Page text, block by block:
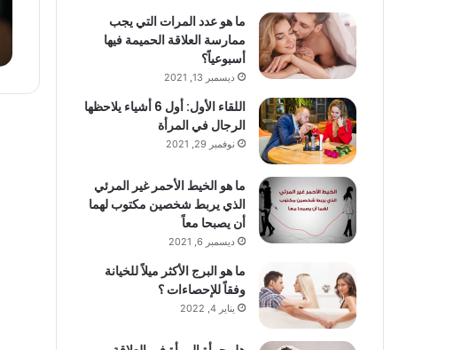
ما هو عدد المرات التي يجب
ممارسة العلاقة الحميمة فيها
أسبوعياً؟
ديسمبر 13, 2021
اللقاء الأول: أول 6 أشياء يلاحظها
الرجال في المرأة
نوفمبر 29, 2021
ما هو الخيط الأحمر غير المرئي
الذي يربط شخصين مكتوب لهما
أن يصبحا معاً
ديسمبر 6, 2021
ما هو البرج الأكثر ميلاً للخيانة
وفقاً للإحصاءات ؟
يناير 4, 2022